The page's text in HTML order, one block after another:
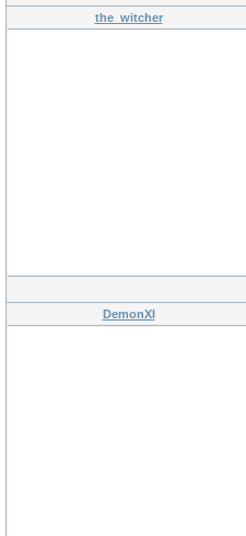
the_witcher
DemonXI